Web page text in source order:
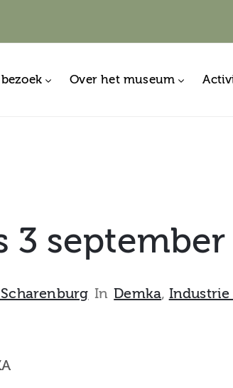
Over het museum
3 september
In Demka‚ Industrie